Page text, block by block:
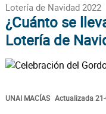
Lotería de Navidad 2022
¿Cuánto se
Lotería de
UNAI MACÍAS Actualizada